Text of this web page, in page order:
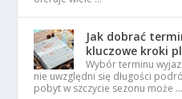
Jak dobrać
kluczowe kroki
Wybór terminu
nie uwzględni się długości
pobyt w szczycie sezonu może …